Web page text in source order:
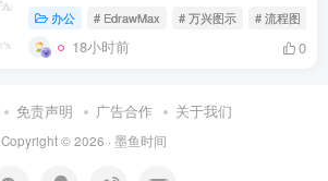
办公 # EdrawMax # 万兴图示 # 流程图
18小时前 0
免责声明 广告合作 关于我们
Copyright © 2026 · 墨鱼时间